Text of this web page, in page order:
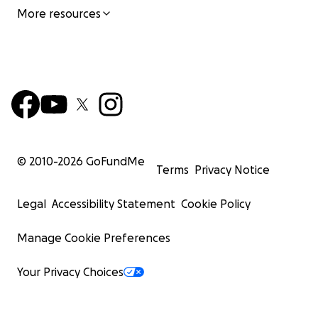
?
More resources
© 2010-2026 GoFundMe
Terms Privacy Notice
Legal Accessibility Statement Cookie Policy
Manage Cookie Preferences
Your Privacy Choices